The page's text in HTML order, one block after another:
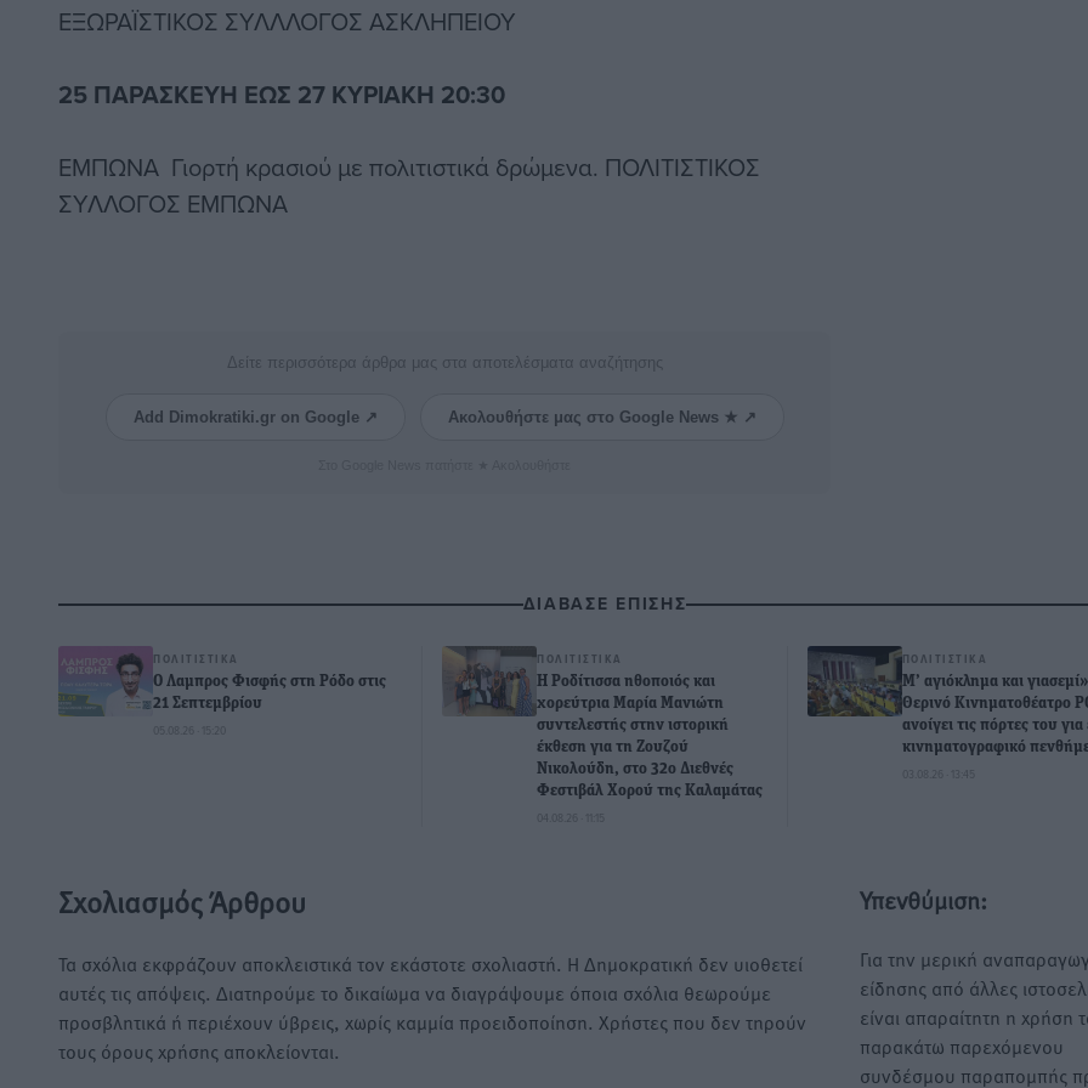
ΕΞΩΡΑΪΣΤΙΚΟΣ ΣΥΛΛΛΟΓΟΣ ΑΣΚΛΗΠΕΙΟΥ
25 ΠΑΡΑΣΚΕΥΗ ΕΩΣ 27 ΚΥΡΙΑΚΗ 20:30
ΕΜΠΩΝΑ Γιορτή κρασιού με πολιτιστικά δρώμενα. ΠΟΛΙΤΙΣΤΙΚΟΣ
ΣΥΛΛΟΓΟΣ ΕΜΠΩΝΑ
Δείτε περισσότερα άρθρα μας στα αποτελέσματα αναζήτησης
Add Dimokratiki.gr on Google ↗ Ακολουθήστε μας στο Google News ★ ↗
ΔΙΑΒΑΣΕ ΕΠΙΣΗΣ
ΠΟΛΙΤΙΣΤΙΚΆ
Ο Λαμπρος Φισφής στη Ρόδο στις
21 Σεπτεμβρίου
05.08.26 · 15:20
ΠΟΛΙΤΙΣΤΙΚΆ
Η Ροδίτισσα ηθοποιός και
χορεύτρια Μαρία Μανιώτη
συντελεστής στην ιστορική
έκθεση για τη Ζουζού
Νικολούδη, στο 32ο Διεθνές
Φεστιβάλ Χορού της Καλαμάτας
04.08.26 · 11:15
ΠΟΛΙΤΙΣΤΙΚΆ
Μ’ αγιόκλημα και
Θερινό Κινηματοθέατρο
ανοίγει τις πόρτες του για
κινηματογραφικό
03.08.26 · 13:45
Σχολιασμός Άρθρου
Τα σχόλια εκφράζουν αποκλειστικά τον εκάστοτε σχολιαστή. Η Δημοκρατική δεν υιοθετεί
αυτές τις απόψεις. Διατηρούμε το δικαίωμα να διαγράψουμε όποια σχόλια θεωρούμε
προσβλητικά ή περιέχουν ύβρεις, χωρίς καμμία προειδοποίηση. Χρήστες που δεν τηρούν
τους όρους χρήσης αποκλείονται.
Υπενθύμιση:
Για την μερική
είδησης από άλλες
είναι απαραίτητη η χρήση
παρακάτω παρεχόμενου
συνδέσμου παραπομπής